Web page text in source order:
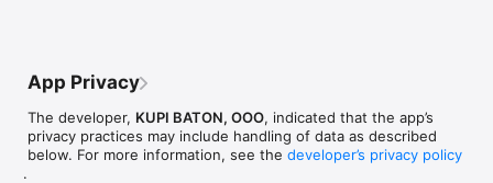
* ФАНФИКИ. Это истории по мотивам известных книг,
фильмов, сериалов и персонажей. В нашей книге фанфиков
(почти Фикбук, Ficbook). Если не нашли своего любимого
App Privacy
The developer, KUPI BATON, OOO, indicated that the app’s
privacy practices may include handling of data as described
below. For more information, see the developer’s privacy policy
.